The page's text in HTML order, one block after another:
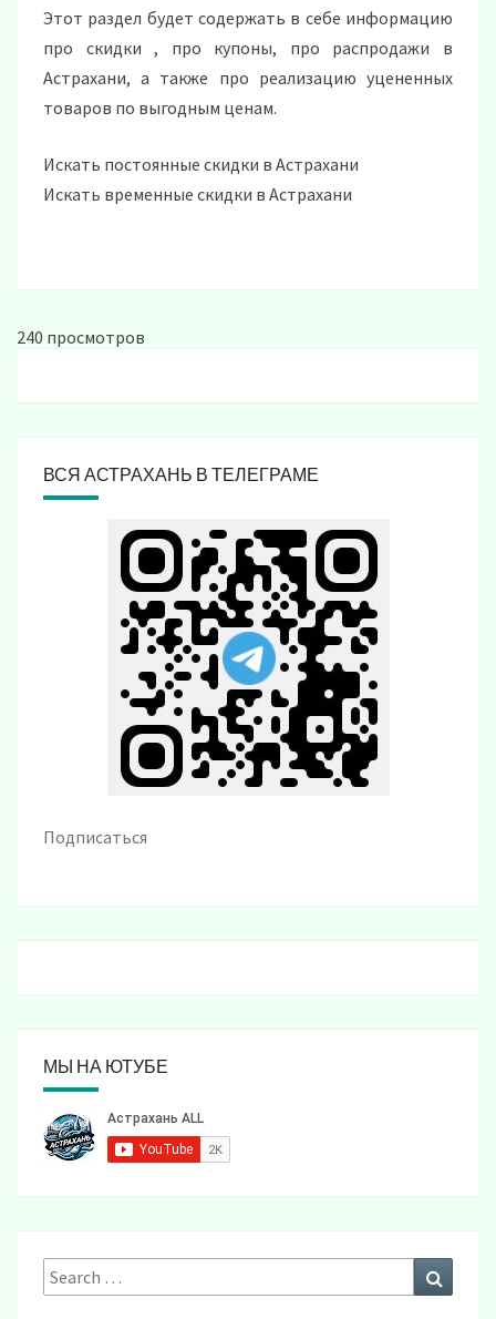
Этот раздел будет содержать в себе информацию
про скидки , про купоны, про распродажи в
Астрахани, а также про реализацию уцененных
товаров по выгодным ценам.
Искать постоянные скидки в Астрахани
Искать временные скидки в Астрахани
240 просмотров
ВСЯ АСТРАХАНЬ В ТЕЛЕГРАМЕ
Подписаться
МЫ НА ЮТУБЕ
Search
for: